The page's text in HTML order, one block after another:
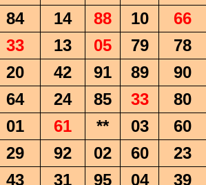
84 14 88 10
66
33 13 05 79
78
20 42 91 89
90
64 24 85 33
80
01 61 ** 03
60
29 92 02 60
23
43 31 95 04
39